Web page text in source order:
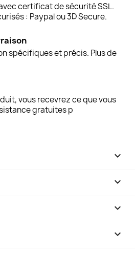
certificat de sécurité SSL.
: Paypal ou 3D Secure.
spécifiques et précis. Plus de
vous recevrez ce que vous
gratuites p



keyboard_arrow_down